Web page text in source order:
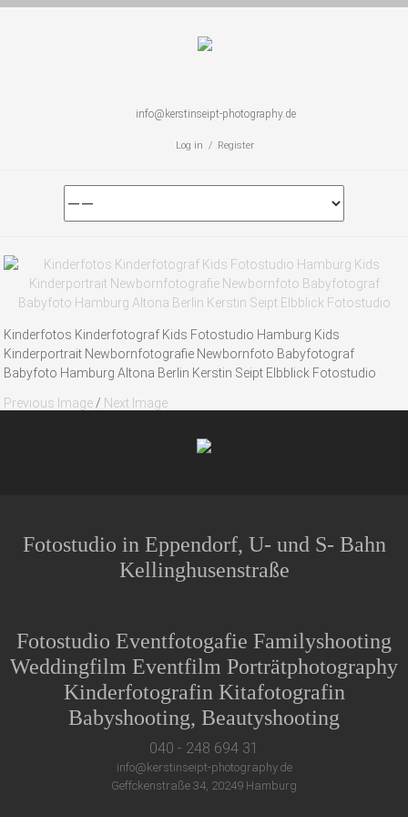
info@kerstinseipt-photography.de
Log in / Register
Kinderfotos Kinderfotograf Kids Fotostudio Hamburg Kids
Kinderportrait Newbornfotografie Newbornfoto Babyfotograf
Babyfoto Hamburg Altona Berlin Kerstin Seipt Elbblick Fotostudio
Previous Image / Next Image
Fotostudio in Eppendorf, U- und S- Bahn
Kellinghusenstraße
Fotostudio Eventfotogafie Familyshooting
Weddingfilm Eventfilm Porträtphotography
Kinderfotografin Kitafotografin
Babyshooting, Beautyshooting
040 - 248 694 31
info@kerstinseipt-photography.de
Geffckenstraße 34, 20249 Hamburg